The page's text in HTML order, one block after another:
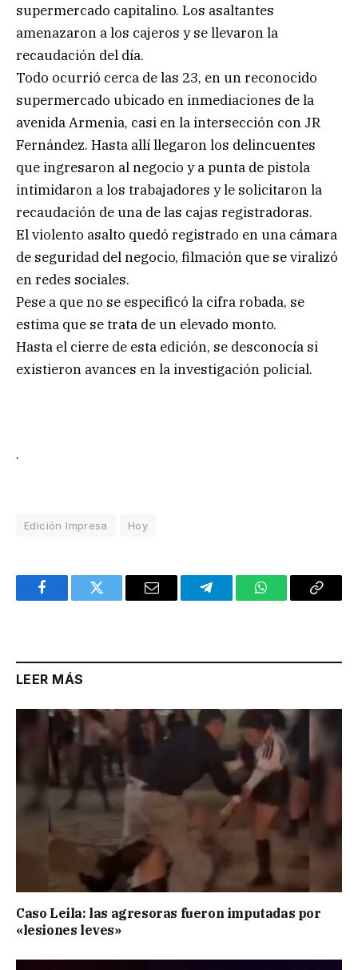
supermercado capitalino. Los asaltantes
amenazaron a los cajeros y se llevaron la
recaudación del día.
Todo ocurrió cerca de las 23, en un reconocido
supermercado ubicado en inmediaciones de la
avenida Armenia, casi en la intersección con JR
Fernández. Hasta allí llegaron los delincuentes
que ingresaron al negocio y a punta de pistola
intimidaron a los trabajadores y le solicitaron la
recaudación de una de las cajas registradoras.
El violento asalto quedó registrado en una cámara
de seguridad del negocio, filmación que se viralizó
en redes sociales.
Pese a que no se especificó la cifra robada, se
estima que se trata de un elevado monto.
Hasta el cierre de esta edición, se desconocía si
existieron avances en la investigación policial.
.
Edición Impresa Hoy
FacebookTwitter Email TelegramWhatsAppCopy
LEER MÁS
Caso Leila: las agresoras fueron imputadas por
«lesiones leves»